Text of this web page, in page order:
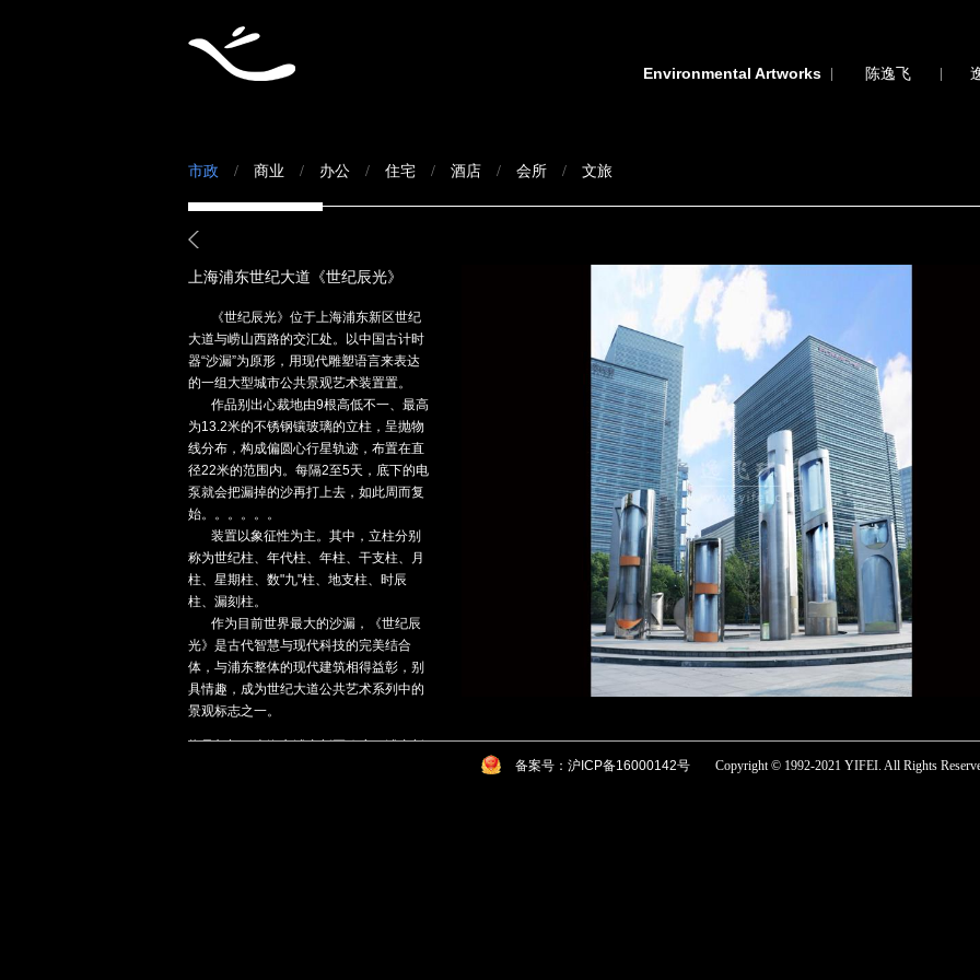
环艺作品
Environmental Artworks | 陈逸飞 |
市政 / 商业 / 办公 / 住宅 / 酒店 / 会所 / 文旅
上海浦东世纪大道《世纪辰光》
《世纪辰光》位于上海浦东新区世纪
大道与崂山西路的交汇处。以中国古计时
器“沙漏”为原形，用现代雕塑语言来表达
的一组大型城市公共景观艺术装置置。
作品别出心裁地由9根高低不一、最高
为13.2米的不锈钢镶玻璃的立柱，呈抛物
线分布，构成偏圆心行星轨迹，布置在直
径22米的范围内。每隔2至5天，底下的电
泵就会把漏掉的沙再打上去，如此周而复
始。。。。。。
装置以象征性为主。其中，立柱分别
称为世纪柱、年代柱、年柱、干支柱、月
柱、星期柱、数"九"柱、地支柱、时辰
柱、漏刻柱。
作为目前世界最大的沙漏，《世纪辰
光》是古代智慧与现代科技的完美结合
体，与浦东整体的现代建筑相得益彰，别
具情趣，成为世纪大道公共艺术系列中的
景观标志之一。
指导部门：上海市浦东新区政府、浦东新
备案号：沪ICP备16000142号 Copyright © 1992-2021 YIFEI. All Rights